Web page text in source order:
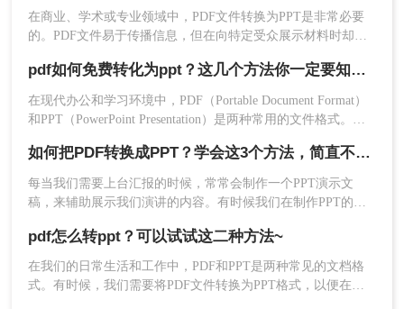
以上就是pdf文件如何转ppt格式的文件的方法了，
以了解一下转转大师的其他转换功能哦，我们不仅
支持PDF转PPT也支持PDF的多种转换方式，包括
图片格式转换、压缩等。都可以来使用一下哦。
介绍pdf文件如何转ppt的方法。
在商业、学术或专业领域中，PDF文件转换为PPT是非常必要
的。PDF文件易于传播信息，但在向特定受众展示材料时却不
求越来越高，下面我就会教你怎么pdf转ppt，以下是pdf转ppt格
式的方法。
pdf如何免费转化为ppt？这几个方法你一定要知道！
在现代办公和学习环境中，PDF（Portable Document Format）
和PPT（PowerPoint Presentation）是两种常用的文件格式。
享和阅读；而PPT则因其强大的演示功能，成为制作演示文稿
的首选。然而，在某些情况下，我们可能需要将PDF文件转换
为PPT格式以便进行编辑和演示。那么pdf如何免费转化为ppt
呢？以下是一些免费将PDF转化为PPT的方法。
如何把PDF转换成PPT？学会这3个方法，简直不要太好用！
每当我们需要上台汇报的时候，常常会制作一个PPT演示文
稿，来辅助展示我们演讲的内容。有时候我们在制作PPT的时
所以我们需要先将PDF转换成PPT才能进行编辑。那你们知道
如何把PDF转换成PPT吗？有需要将PDF转换成PPT的小伙伴，
接下来就给你们分享几个人不错的方法。
pdf怎么转ppt？可以试试这二种方法~
在我们的日常生活和工作中，PDF和PPT是两种常见的文档格
式。有时候，我们需要将PDF文件转换为PPT格式，以便在演